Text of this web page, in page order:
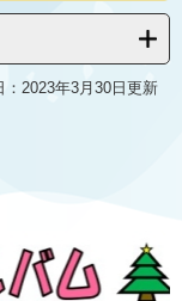
：2023年3月30日更新